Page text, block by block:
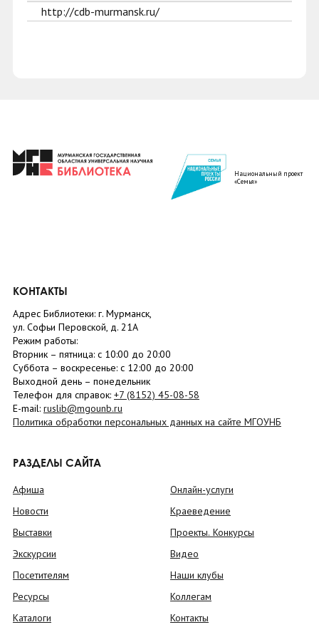
http://cdb-murmansk.ru/
Национальный проект
«Семья»
КОНТАКТЫ
Адрес Библиотеки: г. Мурманск,
ул. Софьи Перовской, д. 21А
Режим работы:
Вторник – пятница: с 10:00 до 20:00
Суббота – воскресенье: c 12:00 до 20:00
Выходной день – понедельник
Телефон для справок: +7 (8152) 45-08-58
E-mail: ruslib@mgounb.ru
Политика обработки персональных данных на сайте МГОУНБ
РАЗДЕЛЫ САЙТА
Афиша
Новости
Выставки
Экскурсии
Посетителям
Ресурсы
Каталоги
Онлайн-услуги
Краеведение
Проекты. Конкурсы
Видео
Наши клубы
Коллегам
Контакты